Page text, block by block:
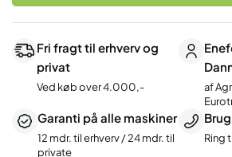
Fri fragt til erhverv og
privat
Ved køb over 4.000,-
af
Garanti på alle maskiner
12 mdr. til erhverv / 24 mdr. til
private
Ring